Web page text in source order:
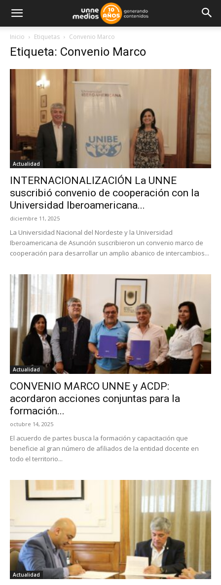
Inicio Etiquetas Convenio Marco
Etiqueta: Convenio Marco
Actualidad
INTERNACIONALIZACIÓN La UNNE
suscribió convenio de cooperación con la
Universidad Iberoamericana...
diciembre 11, 2025
La Universidad Nacional del Nordeste y la Universidad
Iberoamericana de Asunción suscribieron un convenio marco de
cooperación para desarrollar un amplio abanico de intercambios...
Actualidad
CONVENIO MARCO UNNE y ACDP:
acordaron acciones conjuntas para la
formación...
octubre 14, 2025
El acuerdo de partes busca la formación y capacitación que
beneficie al gran número de afiliados de la entidad docente en
todo el territorio...
Actualidad